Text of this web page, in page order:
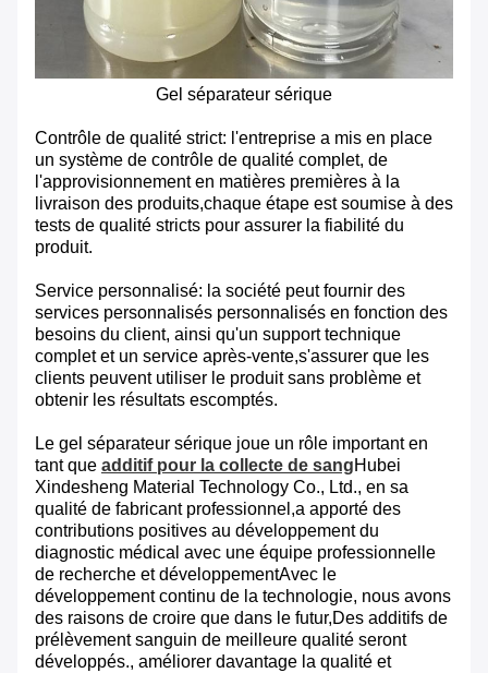
Gel séparateur sérique
Contrôle de qualité strict: l'entreprise a mis en place
un système de contrôle de qualité complet, de
l'approvisionnement en matières premières à la
livraison des produits,chaque étape est soumise à des
tests de qualité stricts pour assurer la fiabilité du
produit.
Service personnalisé: la société peut fournir des
services personnalisés personnalisés en fonction des
besoins du client, ainsi qu'un support technique
complet et un service après-vente,s'assurer que les
clients peuvent utiliser le produit sans problème et
obtenir les résultats escomptés.
Le gel séparateur sérique joue un rôle important en
tant que additif pour la collecte de sangHubei
Xindesheng Material Technology Co., Ltd., en sa
qualité de fabricant professionnel,a apporté des
contributions positives au développement du
diagnostic médical avec une équipe professionnelle
de recherche et développementAvec le
développement continu de la technologie, nous avons
des raisons de croire que dans le futur,Des additifs de
prélèvement sanguin de meilleure qualité seront
développés., améliorer davantage la qualité et